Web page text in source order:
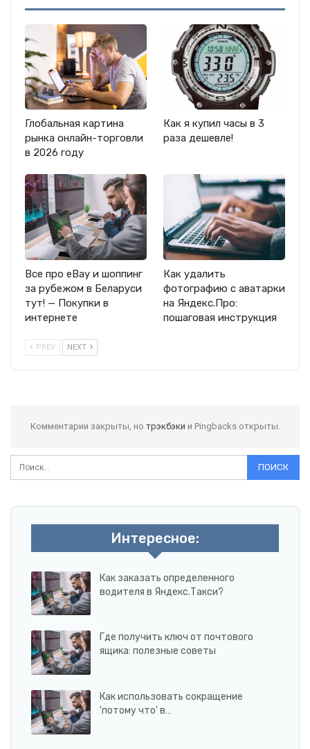
Глобальная картина
рынка онлайн-торговли
в 2026 году
Как я купил часы в 3
раза дешевле!
Все про eBay и шоппинг
за рубежом в Беларуси
тут! — Покупки в
интернете
Как удалить
фотографию с аватарки
на Яндекс.Про:
пошаговая инструкция
PREV NEXT
Комментарии закрыты, но трэкбэки и Pingbacks открыты.
Интересное:
Как заказать определенного
водителя в Яндекс.Такси?
Где получить ключ от почтового
ящика: полезные советы
Как использовать сокращение
'потому что' в…